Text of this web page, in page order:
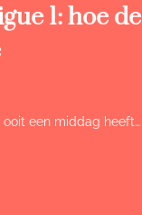
1: hoe de
een middag heeft…